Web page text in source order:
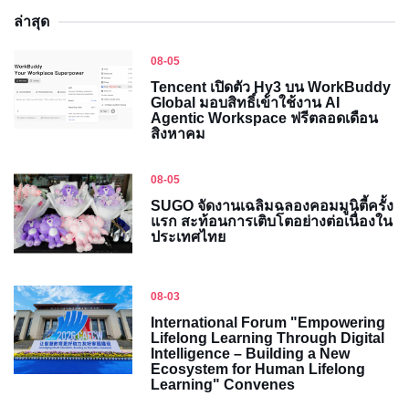
ล่าสุด
08-05
Tencent เปิดตัว Hy3 บน WorkBuddy
Global มอบสิทธิ์เข้าใช้งาน AI
Agentic Workspace ฟรีตลอดเดือน
สิงหาคม
08-05
SUGO จัดงานเฉลิมฉลองคอมมูนิตี้ครั้ง
แรก สะท้อนการเติบโตอย่างต่อเนื่องใน
ประเทศไทย
08-03
International Forum "Empowering
Lifelong Learning Through Digital
Intelligence – Building a New
Ecosystem for Human Lifelong
Learning" Convenes